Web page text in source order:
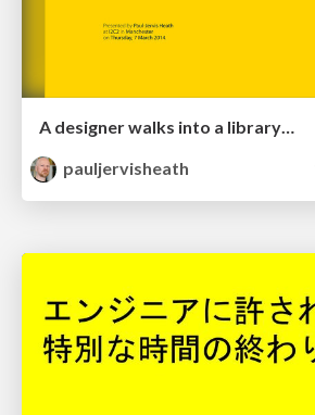
A designer walks into a library…
pauljervisheath